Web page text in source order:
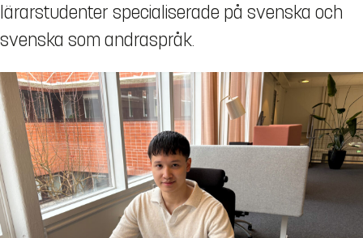
lärarstudenter specialiserade på svenska och
svenska som andraspråk.